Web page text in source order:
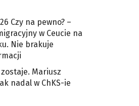
Czy na pewno? –
w Ceucie na
Nie brakuje
Mariusz
nadal w ChKS-ie